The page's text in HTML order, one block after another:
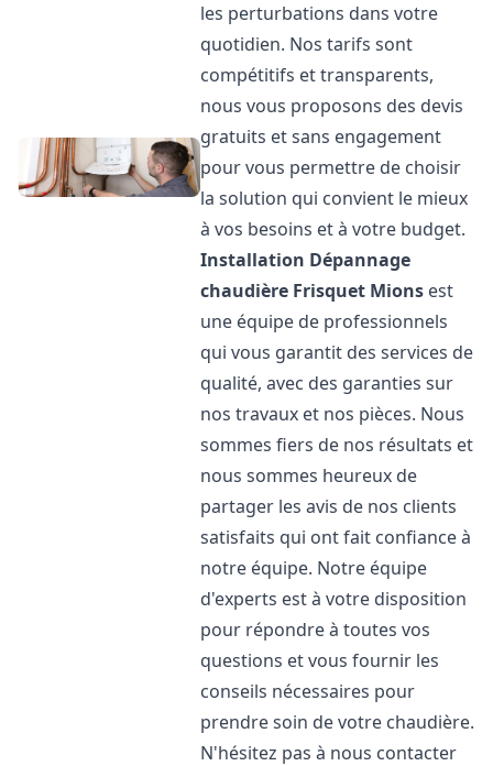
les perturbations dans votre
quotidien. Nos tarifs sont
compétitifs et transparents,
nous vous proposons des devis
gratuits et sans engagement
pour vous permettre de choisir
la solution qui convient le mieux
à vos besoins et à votre budget.
Installation Dépannage
chaudière Frisquet Mions est
une équipe de professionnels
qui vous garantit des services de
qualité, avec des garanties sur
nos travaux et nos pièces. Nous
sommes fiers de nos résultats et
nous sommes heureux de
partager les avis de nos clients
satisfaits qui ont fait confiance à
notre équipe. Notre équipe
d'experts est à votre disposition
pour répondre à toutes vos
questions et vous fournir les
conseils nécessaires pour
prendre soin de votre chaudière.
N'hésitez pas à nous contacter